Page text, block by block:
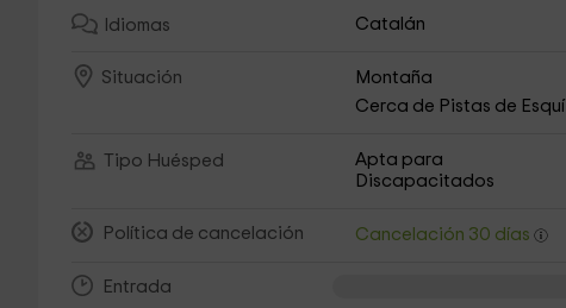
Idiomas Catalán
Situación Montaña
Cerca de Pistas de Esquí
Tipo Huésped
Apta para
Discapacitados
Política de cancelación Cancelación 30 días
Entrada